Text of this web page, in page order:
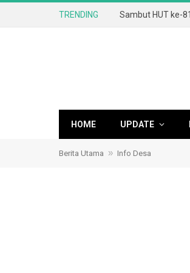
TRENDING
HOME UPDATE
Berita Utama » Info Desa